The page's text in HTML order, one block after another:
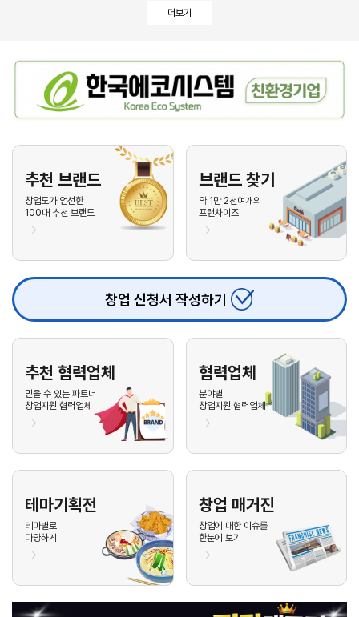
26.08.05 박** 010-****-2*** 업종 : 문의
26.08.05 010-****-7***
26.08.05 김** 010-****-2*** 업종 : 문의
26.08.05 010-****-7*** 업종 : 문의
26.08.05 기** 010-****-7*** 업종 : 문의
010-****-1*** 문의
26.08.04 이** 010-****-1*** 업종 : 문의
서** 010-****-3*** 업종 : 문의
26.08.03 신** 010-****-1*** 업종 : 문의
26.08.03 전** 010-****-0*** 업종 : 문의
26.08.03 김** 010-****-6*** 업종 : 문의
이** 010-****-3***
26.08.03 안** 010-****-1*** 업종 : 문의
26.08.03 010-****-8*** 업종 : 문의
26.08.03 안** 010-****-8*** 업종 : 문의
26.08.03 배** 010-****-4***
26.08.03 이** 010-****-0*** 업종 : 문의
더보기
추천 브랜드
창업도가 엄선한
100대 추천 브랜드
브랜드 찾기
약 1만 2천여개의
프랜차이즈
창업 신청서 작성하기
추천 협력업체
믿을 수 있는 파트너
창업지원 협력업체
협력업체
분야별
창업지원 협력업체
테마기획전
테마별로
다양하게
창업 매거진
창업에 대한 이슈를
한눈에 보기